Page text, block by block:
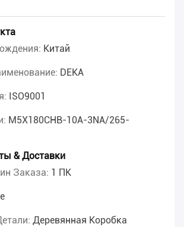
Китай
DEKA
ISO9001
M5X180CHB-10A-3NA/265-
& Доставки
Заказа: 1 ПК
Деревянная Коробка